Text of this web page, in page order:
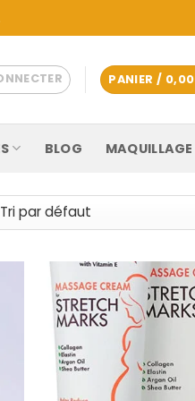
PANIER / 0,00
BLOG MAQUILLAGE